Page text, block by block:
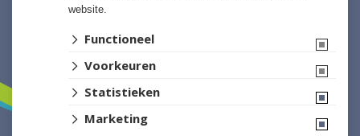
website.
Functioneel
Voorkeuren
Statistieken
Marketing